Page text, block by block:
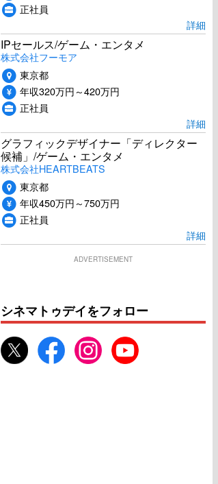
正社員
詳細
IPセールス/ゲーム・エンタメ
株式会社フーモア
東京都
年収320万円～420万円
正社員
詳細
グラフィックデザイナー「ディレクター
候補」/ゲーム・エンタメ
株式会社HEARTBEATS
東京都
年収450万円～750万円
正社員
詳細
ADVERTISEMENT
シネマトゥデイをフォロー